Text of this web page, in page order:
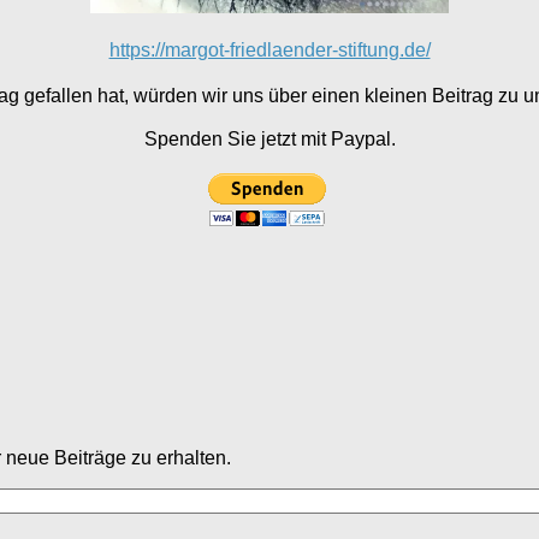
https://margot-friedlaender-stiftung.de/
gefallen hat, würden wir uns über einen kleinen Beitrag zu
Spenden Sie jetzt mit Paypal.
Beiträge zu erhalten.